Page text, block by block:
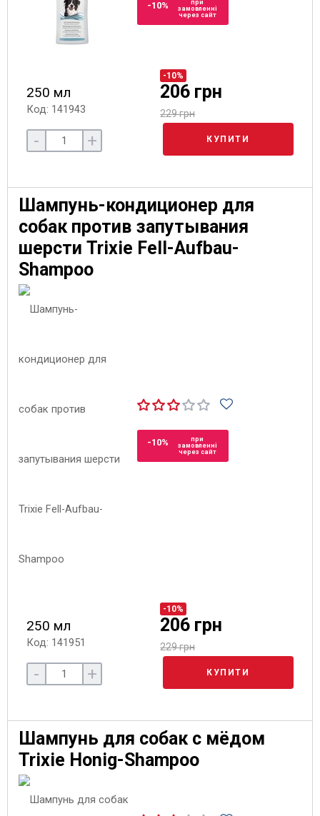
-10%
при
замовленні
через сайт
250 мл
Код: 141943
-10%
206 грн
229 грн
- + КУПИТИ
Шампунь-кондиционер для
собак против запутывания
шерсти Trixie Fell-Aufbau-
Shampoo
-10%
при
замовленні
через сайт
250 мл
Код: 141951
-10%
206 грн
229 грн
- + КУПИТИ
Шампунь для собак с мёдом
Trixie Honig-Shampoo